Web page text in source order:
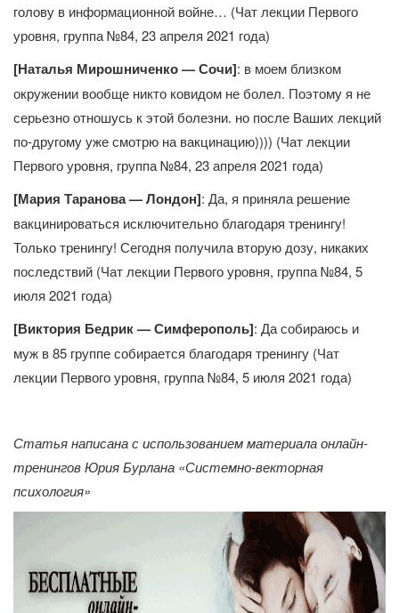
голову в информационной войне… (Чат лекции Первого
уровня, группа №84, 23 апреля 2021 года)
[Наталья Мирошниченко — Сочи]: в моем близком
окружении вообще никто ковидом не болел. Поэтому я не
серьезно отношусь к этой болезни. но после Ваших лекций
по-другому уже смотрю на вакцинацию)))) (Чат лекции
Первого уровня, группа №84, 23 апреля 2021 года)
[Мария Таранова — Лондон]: Да, я приняла решение
вакцинироваться исключительно благодаря тренингу!
Только тренингу! Сегодня получила вторую дозу, никаких
последствий (Чат лекции Первого уровня, группа №84, 5
июля 2021 года)
[Виктория Бедрик — Симферополь]: Да собираюсь и
муж в 85 группе собирается благодаря тренингу (Чат
лекции Первого уровня, группа №84, 5 июля 2021 года)
Статья написана с использованием материала онлайн-
тренингов Юрия Бурлана «Системно-векторная
психология»